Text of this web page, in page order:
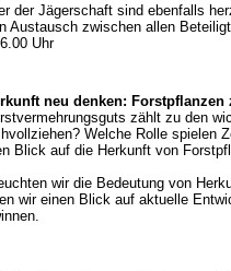
der Jägerschaft sind ebenfalls
Austausch zwischen allen
Uhr
neu denken:
zählt zu den
Welche Rolle spielen
Blick auf die Herkunft von
wir die Bedeutung von
wir einen Blick auf aktuelle